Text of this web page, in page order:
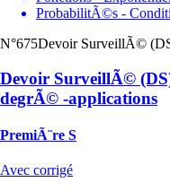
ProbabilitÃ©s -
N°675Devoir SurveillÃ©
Devoir SurveillÃ©
degrÃ© -applications
PremiÃ¨re S
Avec corrigé